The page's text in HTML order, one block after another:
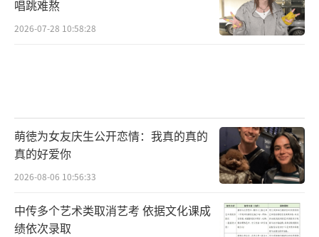
唱跳难熬
2026-07-28 10:58:28
萌徳为女友庆生公开恋情：我真的真的
真的好爱你
2026-08-06 10:56:33
中传多个艺术类取消艺考 依据文化课成
绩依次录取